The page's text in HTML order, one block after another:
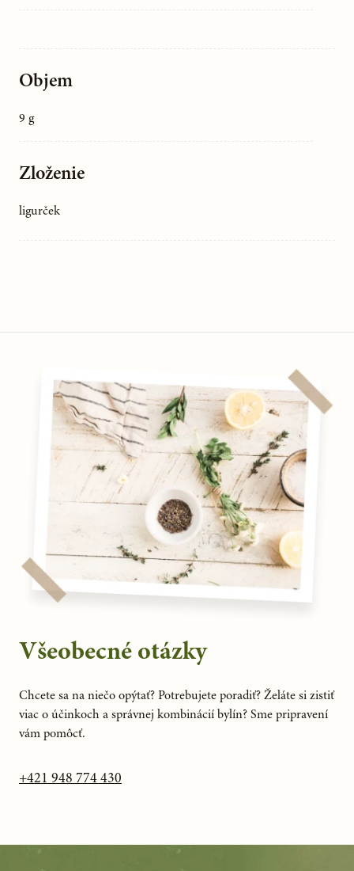
Objem
9 g
Zloženie
ligurček
Všeobecné otázky
Chcete sa na niečo opýtať? Potrebujete poradiť? Želáte si zistiť
viac o účinkoch a správnej kombinácií bylín? Sme pripravení
vám pomôcť.
+421 948 774 430